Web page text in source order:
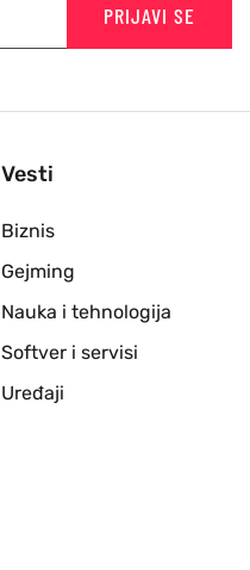
PRIJAVI SE
Vesti
Biznis
Gejming
Nauka i tehnologija
Softver i servisi
Uređaji